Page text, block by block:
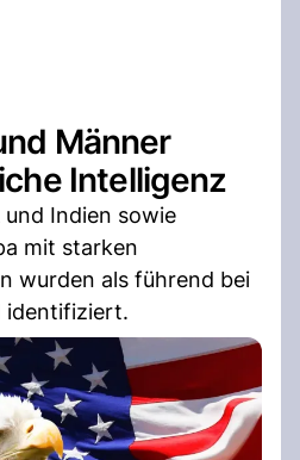
Männer
Intelligenz
und Indien sowie
mit starken
wurden als führend bei
identifiziert.